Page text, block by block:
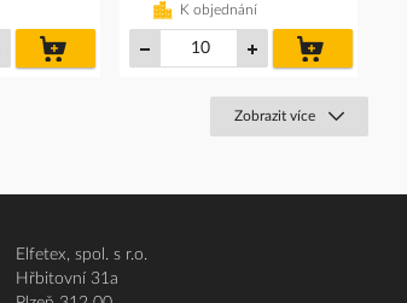
košíku
K objednání
košíku
Zobrazit více
Elfetex, spol. s r.o.
Hřbitovní 31a